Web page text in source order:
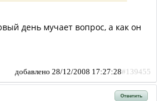
день мучает вопрос, а как он
добавлено 28/12/2008 17:27:28#139455
Ответить